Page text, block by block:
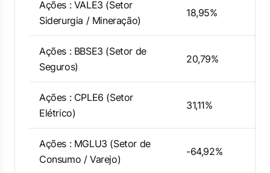
Ações : VALE3 (Setor
Siderurgia / Mineração)
18,95%
Ações : BBSE3 (Setor de
Seguros)
20,79%
Ações : CPLE6 (Setor
Elétrico)
31,11%
Ações : MGLU3 (Setor de
Consumo / Varejo)
-64,92%